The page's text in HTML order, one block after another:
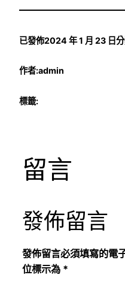
已發佈2024 年 1 月 23 日
作者:admin
標籤:
留言
發佈留言
發佈留言必須填寫的電
位標示為 *